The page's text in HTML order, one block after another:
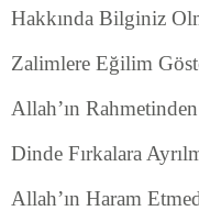
Hakkında Bilginiz
Zalimlere Eğilim
Allah’ın
Dinde Fırkalara
Allah’ın Haram